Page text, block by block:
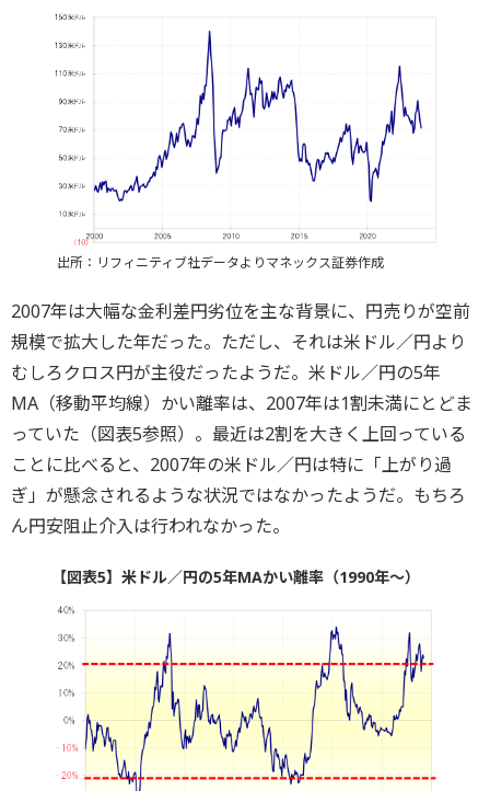
出所：リフィニティブ社データよりマネックス証券作成
2007年は大幅な金利差円劣位を主な背景に、円売りが空前
規模で拡大した年だった。ただし、それは米ドル／円より
むしろクロス円が主役だったようだ。米ドル／円の5年
MA（移動平均線）かい離率は、2007年は1割未満にとどま
っていた（図表5参照）。最近は2割を大きく上回っている
ことに比べると、2007年の米ドル／円は特に「上がり過
ぎ」が懸念されるような状況ではなかったようだ。もちろ
ん円安阻止介入は行われなかった。
【図表5】米ドル／円の5年MAかい離率（1990年～）